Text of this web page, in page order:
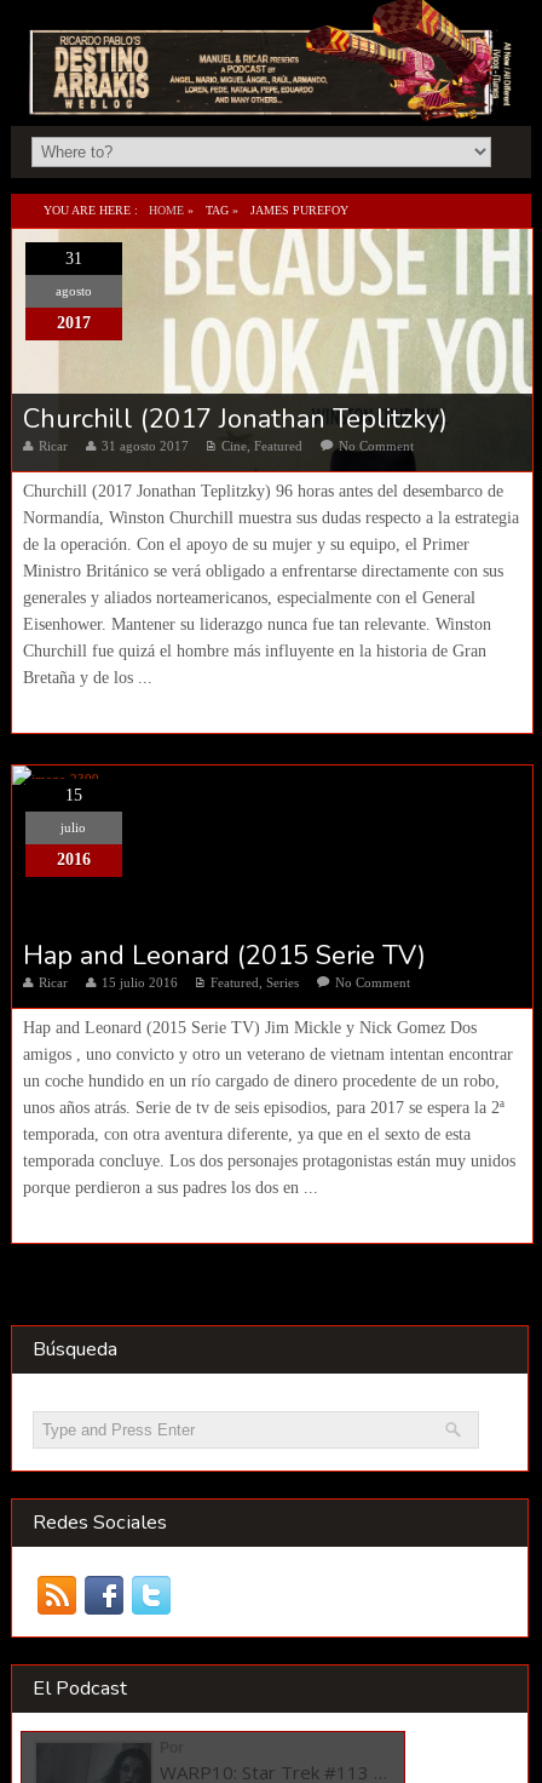
YOU ARE HERE : HOME » TAG » JAMES PUREFOY
31
agosto
2017
Churchill (2017 Jonathan Teplitzky)
Ricar 31 agosto 2017 Cine, Featured No Comment
Churchill (2017 Jonathan Teplitzky) 96 horas antes del desembarco de
Normandía, Winston Churchill muestra sus dudas respecto a la estrategia
de la operación. Con el apoyo de su mujer y su equipo, el Primer
Ministro Británico se verá obligado a enfrentarse directamente con sus
generales y aliados norteamericanos, especialmente con el General
Eisenhower. Mantener su liderazgo nunca fue tan relevante. Winston
Churchill fue quizá el hombre más influyente en la historia de Gran
Bretaña y de los ...
15
julio
2016
Hap and Leonard (2015 Serie TV)
Ricar 15 julio 2016 Featured Series No Comment
Hap and Leonard (2015 Serie TV) Jim Mickle y Nick Gomez Dos
amigos , uno convicto y otro un veterano de vietnam intentan encontrar
un coche hundido en un río cargado de dinero procedente de un robo,
unos años atrás. Serie de tv de seis episodios, para 2017 se espera la 2ª
temporada, con otra aventura diferente, ya que en el sexto de esta
temporada concluye. Los dos personajes protagonistas están muy unidos
porque perdieron a sus padres los dos en ...
Búsqueda
Redes Sociales
El Podcast